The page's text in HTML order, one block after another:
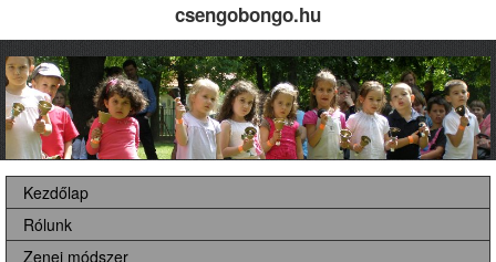
csengobongo.hu
Kezdőlap
Rólunk
Zenei módszer